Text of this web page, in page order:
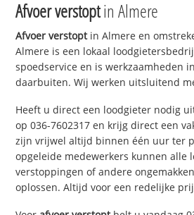
Afvoer verstoptin Almere
Afvoer verstoptin Almere en
Almere is een lokaal
spoedservice en is werkzaamheden
daarbuiten. Wij werken uitsluitend
Heeft u direct een loodgieter nodig
op 036-7602317 en krijg direct een
zijn vrijwel altijd binnen één uur ter
opgeleide medewerkers kunnen alle
verstoppingen of andere
oplossen. Altijd voor een redelijke